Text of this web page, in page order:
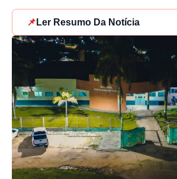
📌 Ler Resumo Da Notícia